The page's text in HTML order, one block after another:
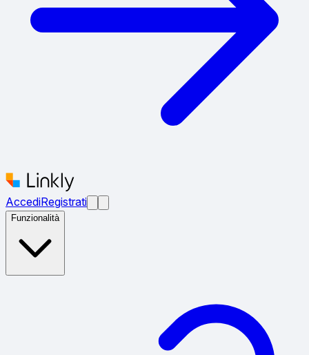
AccediRegistrati
Funzionalità